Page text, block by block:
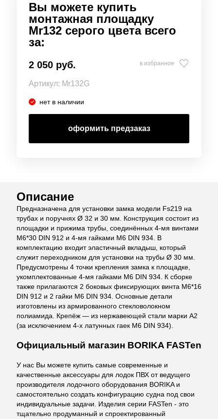
Вы можете купить
монтажная площадку
Mr132 серого цвета всего
за:
2 050 руб. в избранное
Артикул: Mr132G
нет в наличии
оформить предзаказ
Описание
Предназначена для установки замка модели Fs219 на
трубах и поручнях Ø 32 и 30 мм. Конструкция состоит из
площадки и прижима трубы, соединённых 4-мя винтами
M6*30 DIN 912 и 4-мя гайками M6 DIN 934. В
комплектацию входит эластичный вкладыш, который
служит переходником для установки на трубы Ø 30 мм.
Предусмотрены 4 точки крепления замка к площадке,
укомплектованные 4-мя гайками M6 DIN 934. К сборке
также прилагаются 2 боковых фиксирующих винта M6*16
DIN 912 и 2 гайки M6 DIN 934. Основные детали
изготовлены из армированного стекловолокном
полиамида. Крепёж — из нержавеющей стали марки А2
(за исключением 4-х латунных гаек M6 DIN 934).
Официальный магазин BORIKA FASTen
У нас Вы можете купить самые современные и
качественные аксессуары для лодок ПВХ от ведущего
производителя лодочного оборудования BORIKA и
самостоятельно создать конфигурацию судна под свои
индивидуальные задачи. Изделия серии FASTen - это
тщательно продуманный и спроектированный